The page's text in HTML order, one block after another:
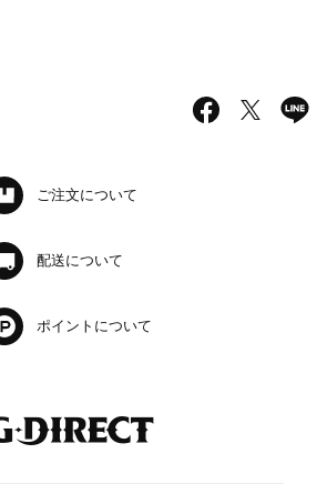
ご注文について
配送について
ポイントについて